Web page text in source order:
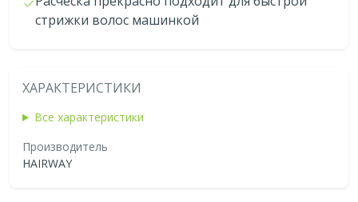
стрижки волос машинкой
ХАРАКТЕРИСТИКИ
Все характеристики
Производитель
HAIRWAY